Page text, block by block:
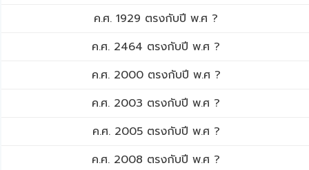
ค.ศ. 1929 ตรงกับปี พ.ศ ?
ค.ศ. 2464 ตรงกับปี พ.ศ ?
ค.ศ. 2000 ตรงกับปี พ.ศ ?
ค.ศ. 2003 ตรงกับปี พ.ศ ?
ค.ศ. 2005 ตรงกับปี พ.ศ ?
ค.ศ. 2008 ตรงกับปี พ.ศ ?